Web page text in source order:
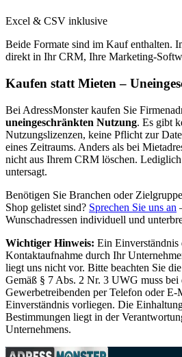
Excel & CSV inklusive
Beide Formate sind im Kauf enthalten.
direkt in Ihr CRM, Ihre Marketing-
Kaufen statt Mieten –
Bei AdressMonster kaufen Sie
uneingeschränkten Nutzung. Es gibt
Nutzungslizenzen, keine Pflicht zur
eines Zeitraums. Anders als bei
nicht aus Ihrem CRM löschen.
untersagt.
Benötigen Sie Branchen oder
Shop gelistet sind? Sprechen Sie uns an
Wunschadressen individuell und
Wichtiger Hinweis: Ein Einverständnis
Kontaktaufnahme durch Ihr
liegt uns nicht vor. Bitte beachten Sie
Gemäß § 7 Abs. 2 Nr. 3 UWG muss
Gewerbetreibenden per Telefon oder
Einverständnis vorliegen. Die
Bestimmungen liegt in der
Unternehmens.